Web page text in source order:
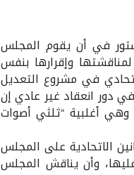
الدستور في أن يقوم المجلس
وإقرارها بنفس
في مشروع التعديل
دور انعقاد غير عادي إن
أغلبية “ثلثي أصوات
الاتحادية على المجلس
وأن يناقش المجلس